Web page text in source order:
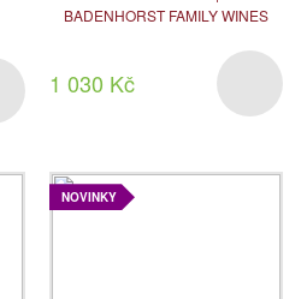
BADENHORST FAMILY WINES
1 030 Kč
NOVINKY